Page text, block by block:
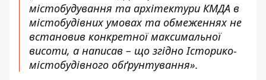
містобудування та архітектури КМДА в
містобудівних умовах та обмеженнях не
встановив конкретної максимальної
висоти, а написав – що згідно Історико-
містобудівного обґрунтування».